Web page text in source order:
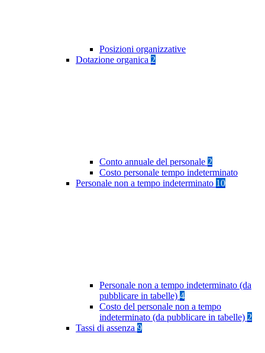
Posizioni organizzative
Dotazione organica 2
Conto annuale del personale 2
Costo personale tempo indeterminato
Personale non a tempo indeterminato 10
Personale non a tempo indeterminato (da
pubblicare in tabelle) 4
Costo del personale non a tempo
indeterminato (da pubblicare in tabelle) 2
Tassi di assenza 9